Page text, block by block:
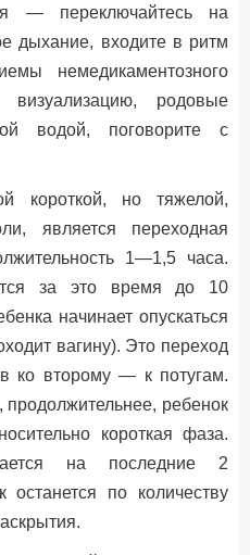
— переключайтесь на
дыхание, входите в ритм
немедикаментозного
визуализацию, родовые
водой, поговорите с
короткой, но тяжелой,
является переходная
1—1,5 часа.
за это время до 10
начинает опускаться
вагину). Это переход
ко второму — к потугам.
ребенок
короткая фаза.
на последние 2
останется по количеству